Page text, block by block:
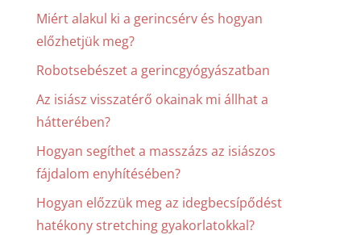
Miért alakul ki a gerincsérv és hogyan
előzhetjük meg?
Robotsebészet a gerincgyógyászatban
Az isiász visszatérő okainak mi állhat a
hátterében?
Hogyan segíthet a masszázs az isiászos
fájdalom enyhítésében?
Hogyan előzzük meg az idegbecsípődést
hatékony stretching gyakorlatokkal?